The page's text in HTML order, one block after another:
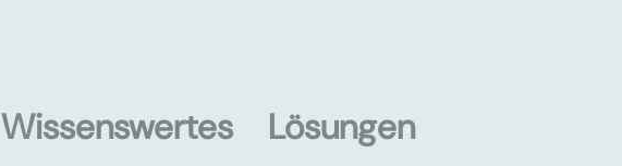
Wissenswertes Lösungen